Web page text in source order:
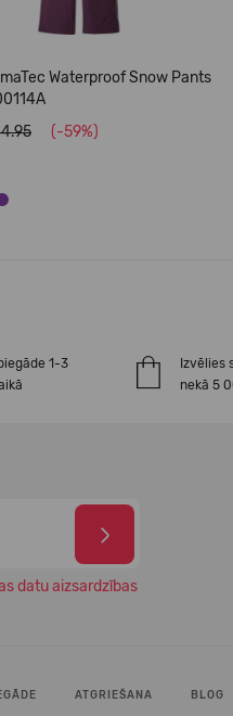
Waterproof Snow Pants
(-59%)
1-3
Izvēlies
nekā 5
datu aizsardzības
ATGRIEŠANA BLOG